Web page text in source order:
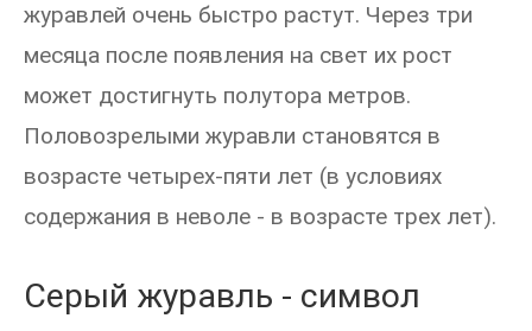
журавлей очень быстро растут. Через три
месяца после появления на свет их рост
может достигнуть полутора метров.
Половозрелыми журавли становятся в
возрасте четырех-пяти лет (в условиях
содержания в неволе - в возрасте трех лет).
Серый журавль - символ